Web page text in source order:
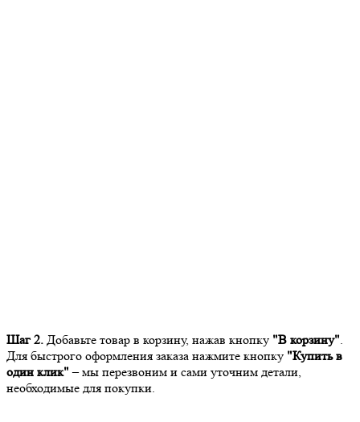
Шаг 2. Добавьте товар в корзину, нажав кнопку "В корзину".
Для быстрого оформления заказа нажмите кнопку "Купить в
один клик" – мы перезвоним и сами уточним детали,
необходимые для покупки.